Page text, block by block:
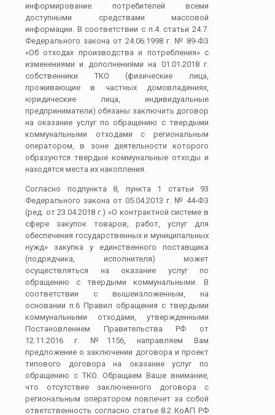
информирование потребителей всеми
доступными средствами массовой
информации. В соответствии с п.4. статьи 24.7.
Федерального закона от 24.06.1998 г. № 89-ФЗ
«Об отходах производства и потребления» с
изменениями и дополнениями на 01.01.2018 г.
собственники ТКО (физические лица,
проживающие в частных домовладениях,
юридические лица, индивидуальные
предприниматели) обязаны заключить договор
на оказание услуг по обращению с твердыми
коммунальными отходами с региональным
оператором, в зоне деятельности которого
образуются твердые коммунальные отходы и
находятся места их накопления.
Согласно подпункта 8, пункта 1 статьи 93
Федерального закона от 05.04.2013 г. № 44-ФЗ
(ред. от 23.04.2018 г.) «О контрактной системе в
сфере закупок товаров, работ, услуг для
обеспечения государственных и муниципальных
нужд» закупка у единственного поставщика
(подрядчика, исполнителя) может
осуществляться на оказание услуг по
обращению с твердыми коммунальными. В
соответствии с вышеизложенным, на
основании п.6 Правил обращения с твердыми
коммунальными отходами, утвержденными
Постановлением Правительства РФ от
12.11.2016 г. №1156, направляем Вам
предложение о заключении договора и проект
типового договора на оказание услуг по
обращению с ТКО. Обращаем Ваше внимание,
что отсутствие заключенного договора с
региональным оператором повлечет за собой
ответственность согласно статье 8.2 КоАП РФ